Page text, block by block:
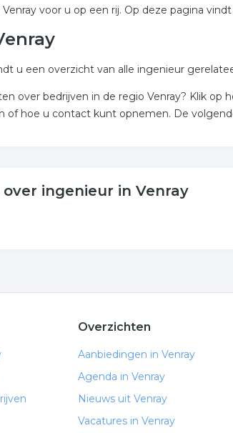
voor u op een rij. Op deze pagina
u een overzicht van alle ingenieur
over bedrijven in de regio Venray? Klik
of hoe u contact kunt opnemen. De
ingenieur in Venray
Overzichten
Aanbiedingen in Venray
Agenda in Venray
Nieuws uit Venray
Vacatures in Venray